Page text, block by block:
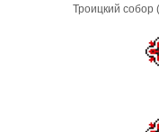
Троицкий